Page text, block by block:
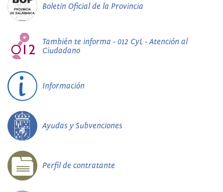
Boletín Oficial de la Provincia
También te informa - 012 CyL - Atención al
Ciudadano
Información
Ayudas y Subvenciones
Perfil de contratante